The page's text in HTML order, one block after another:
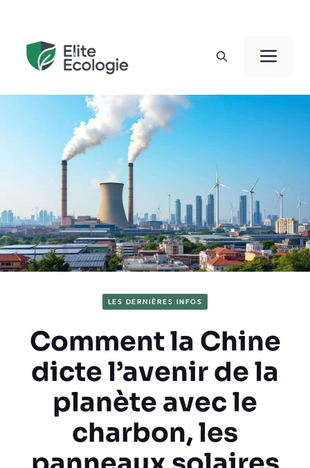
contenu
LES DERNIÈRES INFOS
Comment la Chine
dicte l’avenir de la
planète avec le
charbon, les